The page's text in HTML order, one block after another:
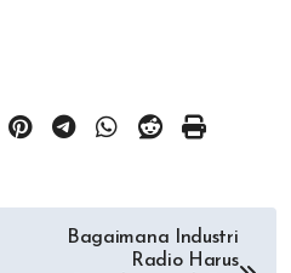
Bagaimana Industri
Radio Harus